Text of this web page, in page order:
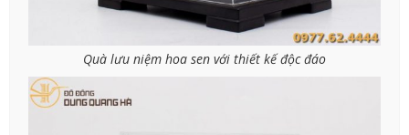
Quà lưu niệm hoa sen với thiết kế độc đáo